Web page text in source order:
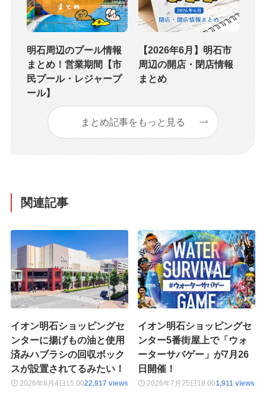
明石周辺のプール情報
まとめ！営業期間【市
民プール・レジャープ
ール】
【2026年6月】明石市
周辺の開店・閉店情報
まとめ
まとめ記事をもっと見る
関連記事
イオン明石ショッピングセ
ンターに揚げもの油と使用
済みハブラシの回収ボック
スが設置されてるみたい！
2026年8月4日 15:0022,917 views
イオン明石ショッピングセ
ンター5番街屋上で「ウォ
ーターサバゲー」が7月26
日開催！
2026年7月25日 18:001,911 views